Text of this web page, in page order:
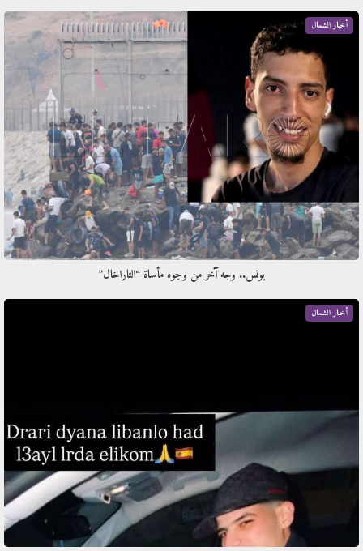
أخبار الشمال
يونس.. وجه آخر من وجوه مأساة “التاراخال”
أخبار الشمال